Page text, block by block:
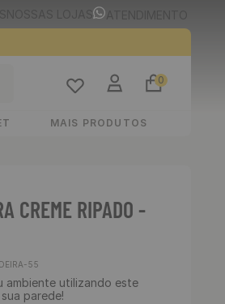
0
MAIS PRODUTOS
CREME RIPADO -
55
ambiente utilizando este
parede!